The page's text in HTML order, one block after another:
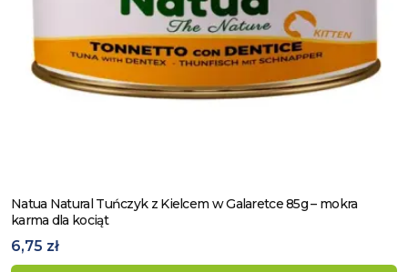
Zobacz produkt
Natua Natural Tuńczyk z Kielcem w Galaretce 85g – mokra
karma dla kociąt
6,75 zł